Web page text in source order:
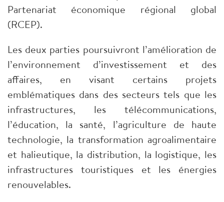
Partenariat économique régional global
(RCEP).
Les deux parties poursuivront l’amélioration de
l’environnement d’investissement et des
affaires, en visant certains projets
emblématiques dans des secteurs tels que les
infrastructures, les télécommunications,
l’éducation, la santé, l’agriculture de haute
technologie, la transformation agroalimentaire
et halieutique, la distribution, la logistique, les
infrastructures touristiques et les énergies
renouvelables.